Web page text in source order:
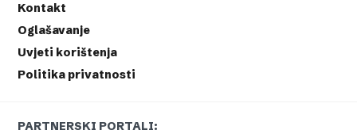
Kontakt
Oglašavanje
Uvjeti korištenja
Politika privatnosti
PARTNERSKI PORTALI: